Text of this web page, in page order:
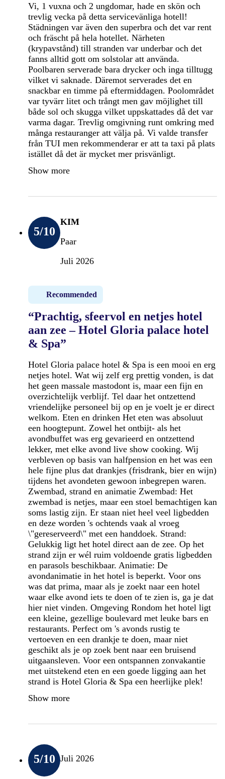
Vi, 1 vuxna och 2 ungdomar, hade en skön och
trevlig vecka på detta servicevänliga hotell!
Städningen var även den superbra och det var rent
och fräscht på hela hotellet. Närheten
(krypavstånd) till stranden var underbar och det
fanns alltid gott om solstolar att använda.
Poolbaren serverade bara drycker och inga tilltugg
vilket vi saknade. Däremot serverades det en
snackbar en timme på eftermiddagen. Poolområdet
var tyvärr litet och trångt men gav möjlighet till
både sol och skugga vilket uppskattades då det var
varma dagar. Trevlig omgivning runt omkring med
många restauranger att välja på. Vi valde transfer
från TUI men rekommenderar er att ta taxi på plats
istället då det är mycket mer prisvänligt.
Show more
5/10
KIM
Paar
Juli 2026
Recommended
“Prachtig, sfeervol en netjes hotel
aan zee – Hotel Gloria palace hotel
& Spa”
Hotel Gloria palace hotel & Spa is een mooi en erg
netjes hotel. Wat wij zelf erg prettig vonden, is dat
het geen massale mastodont is, maar een fijn en
overzichtelijk verblijf. Tel daar het ontzettend
vriendelijke personeel bij op en je voelt je er direct
welkom. Eten en drinken Het eten was absoluut
een hoogtepunt. Zowel het ontbijt- als het
avondbuffet was erg gevarieerd en ontzettend
lekker, met elke avond live show cooking. Wij
verbleven op basis van halfpension en het was een
hele fijne plus dat drankjes (frisdrank, bier en wijn)
tijdens het avondeten gewoon inbegrepen waren.
Zwembad, strand en animatie Zwembad: Het
zwembad is netjes, maar een stoel bemachtigen kan
soms lastig zijn. Er staan niet heel veel ligbedden
en deze worden 's ochtends vaak al vroeg
\"gereserveerd\" met een handdoek. Strand:
Gelukkig ligt het hotel direct aan de zee. Op het
strand zijn er wél ruim voldoende gratis ligbedden
en parasols beschikbaar. Animatie: De
avondanimatie in het hotel is beperkt. Voor ons
was dat prima, maar als je zoekt naar een hotel
waar elke avond iets te doen of te zien is, ga je dat
hier niet vinden. Omgeving Rondom het hotel ligt
een kleine, gezellige boulevard met leuke bars en
restaurants. Perfect om 's avonds rustig te
vertoeven en een drankje te doen, maar niet
geschikt als je op zoek bent naar een bruisend
uitgaansleven. Voor een ontspannen zonvakantie
met uitstekend eten en een goede ligging aan het
strand is Hotel Gloria & Spa een heerlijke plek!
Show more
5/10 Juli 2026